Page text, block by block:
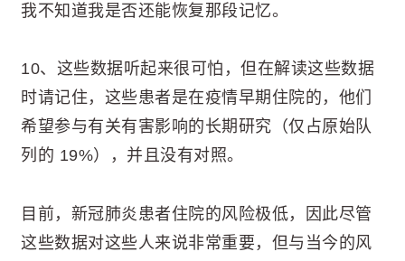
我不知道我是否还能恢复那段记忆。
10、这些数据听起来很可怕，但在解读这些数据
时请记住，这些患者是在疫情早期住院的，他们
希望参与有关有害影响的长期研究（仅占原始队
列的 19%），并且没有对照。
目前，新冠肺炎患者住院的风险极低，因此尽管
这些数据对这些人来说非常重要，但与当今的风